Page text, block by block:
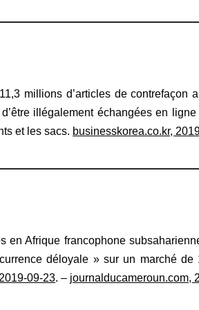
millions d’articles de contrefaçon
illégalement échangées en
et les sacs. businesskorea.co.kr,
en Afrique francophone
déloyale » sur un marché
09-23. – journalducameroun.com,